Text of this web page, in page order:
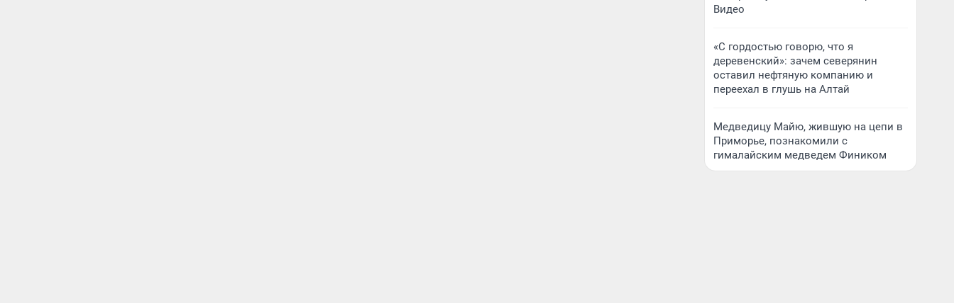
Видео
«С гордостью говорю, что я
деревенский»: зачем северянин
оставил нефтяную компанию и
переехал в глушь на Алтай
Медведицу Майю, жившую на цепи в
Приморье, познакомили с
гималайским медведем Фиником